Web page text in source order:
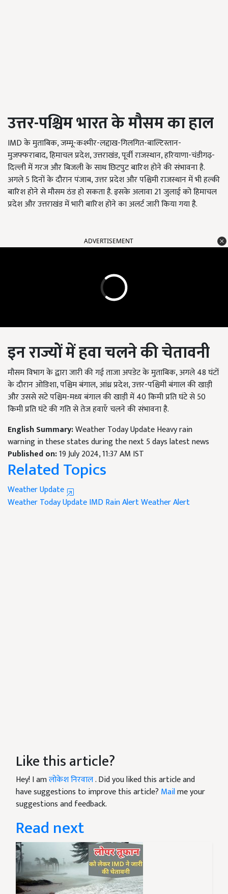
उत्तर-पश्चिम भारत के मौसम का हाल
IMD के मुताबिक, जम्मू-कश्मीर-लद्दाख-गिलगित-बाल्टिस्तान-
मुजफ्फराबाद, हिमाचल प्रदेश, उत्तराखंड, पूर्वी राजस्थान, हरियाणा-चंडीगढ़-
दिल्ली में गरज और बिजली के साथ छिटपुट बारिश होने की संभावना है.
अगले 5 दिनों के दौरान पंजाब, उत्तर प्रदेश और पश्चिमी राजस्थान में भी हल्की
बारिश होने से मौसम ठंड हो सकता है. इसके अलावा 21 जुलाई को हिमाचल
प्रदेश और उत्तराखंड में भारी बारिश होने का अलर्ट जारी किया गया है.
ADVERTISEMENT
इन राज्यों में हवा चलने की चेतावनी
मौसम विभाग के द्वारा जारी की गई ताजा अपडेट के मुताबिक, अगले 48 घंटों
के दौरान ओडिशा, पश्चिम बंगाल, आंध्र प्रदेश, उत्तर-पश्चिमी बंगाल की खाड़ी
और उससे सटे पश्चिम-मध्य बंगाल की खाड़ी में 40 किमी प्रति घंटे से 50
किमी प्रति घंटे की गति से तेज हवाएँ चलने की संभावना है.
English Summary:Weather Today Update Heavy rain
warning in these states during the next 5 days latest news
Published on:19 July 2024, 11:37 AM IST
Related Topics
Weather Update
Weather Today UpdateIMD Rain AlertWeather Alert
Like this article?
Hey! I amलोकेश निरवाल. Did you liked this article and
have suggestions to improve this article? Mailme your
suggestions and feedback.
Read next